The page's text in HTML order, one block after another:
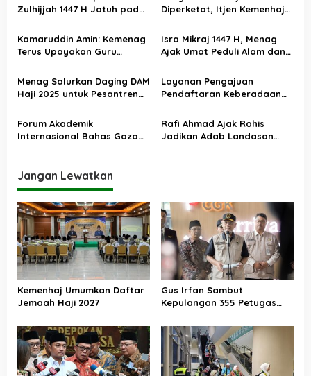
s
p
s
Zulhijjah 1447 H Jatuh pada
Diperketat, Itjen Kemenhaj
Kemenag
Kamaruddin Amin: Kemenag
Terus Upayakan Guru
Diangkat PPPK
Isra Mikraj 1447 H, Menag
Ajak Umat Peduli Alam dan
Menag Salurkan Daging DAM
Haji 2025 untuk Pesantren
Layanan Pengajuan
Pendaftaran Keberadaan
Januari 2026
Forum Akademik
Internasional Bahas Gaza
Rafi Ahmad Ajak Rohis
Jadikan Adab Landasan
Jangan Lewatkan
Kemenhaj Umumkan Daftar
Jemaah Haji 2027
Gus Irfan Sambut
Kepulangan 355 Petugas